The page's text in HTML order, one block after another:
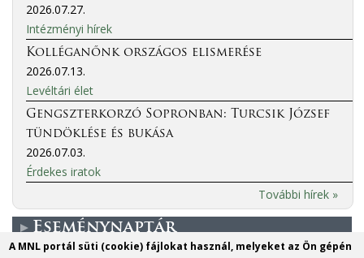
2026.07.27.
Intézményi hírek
Kolléganőnk országos elismerése
2026.07.13.
Levéltári élet
Gengszterkorzó Sopronban: Turcsik József
tündöklése és bukása
2026.07.03.
Érdekes iratok
További hírek »
Eseménynaptár
A MNL portál süti (cookie) fájlokat használ, melyeket az Ön gépén